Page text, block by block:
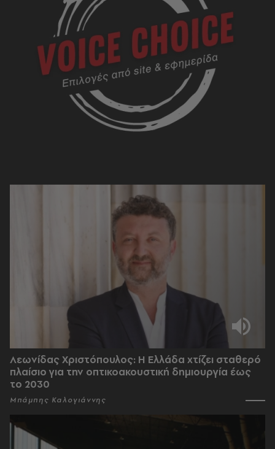
Λεωνίδας Χριστόπουλος: Η Ελλάδα χτίζει σταθερό
πλαίσιο για την οπτικοακουστική δημιουργία έως
το 2030
Μπάμπης Καλογιάννης